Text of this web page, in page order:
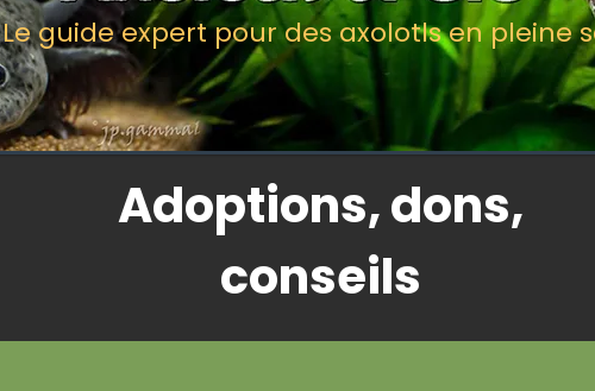
Le guide expert pour des axolotls en pleine
Adoptions, dons,
conseils